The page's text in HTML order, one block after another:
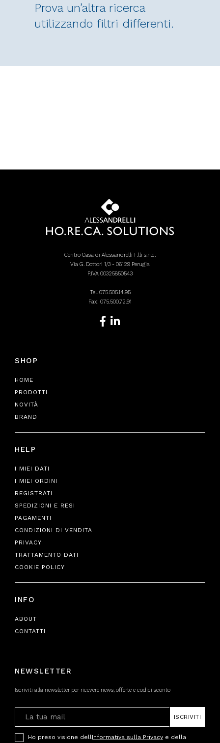
Prova un’altra ricerca
utilizzando filtri differenti.
Centro Casa di Alessandrelli F.lli s.n.c.
Via G. Dottori 1/3 - 06129 Perugia
P.IVA 00325850543
Tel. 075.505.14.95
Fax: 075.500.72.91
SHOP
HOME
PRODOTTI
NOVITÀ
BRAND
HELP
I MIEI DATI
I MIEI ORDINI
REGISTRATI
SPEDIZIONI E RESI
PAGAMENTI
CONDIZIONI DI VENDITA
PRIVACY
TRATTAMENTO DATI
COOKIE POLICY
INFO
ABOUT
CONTATTI
NEWSLETTER
Iscriviti alla newsletter per ricevere news, offerte e codici sconto
ISCRIVITI
Ho preso visione dell Informativa sulla Privacy e della